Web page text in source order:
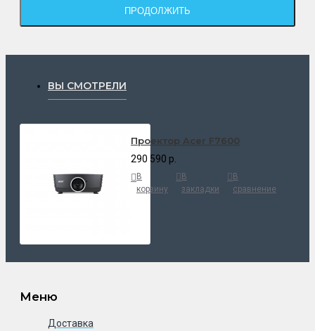
ПРОДОЛЖИТЬ
ВЫ СМОТРЕЛИ
Проектор Acer F7600
290 590 р.
В
корзину
В
закладки
В
сравнение
Меню
Доставка